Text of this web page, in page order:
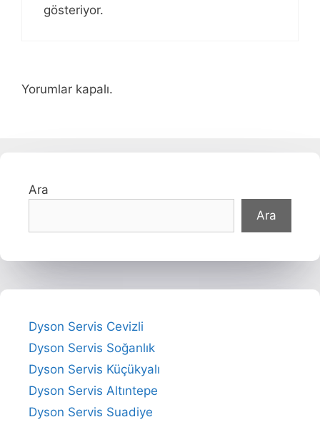
gösteriyor.
Yorumlar kapalı.
Ara
Ara
Dyson Servis Cevizli
Dyson Servis Soğanlık
Dyson Servis Küçükyalı
Dyson Servis Altıntepe
Dyson Servis Suadiye